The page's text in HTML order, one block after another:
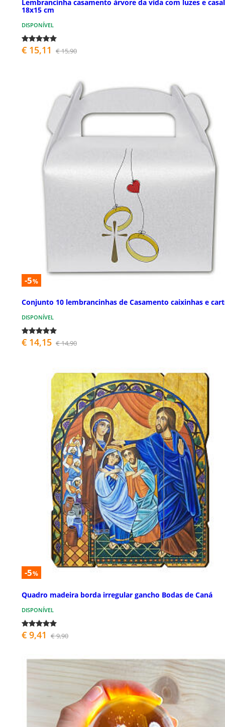
Lembrancinha casamento árvore da vida com luzes e casal
18x15 cm
DISPONÍVEL
€ 15,11 € 15,90
-5%
Conjunto 10 lembrancinhas de Casamento caixinhas e
DISPONÍVEL
€ 14,15 € 14,90
-5%
Quadro madeira borda irregular gancho Bodas de Caná
DISPONÍVEL
€ 9,41 € 9,90